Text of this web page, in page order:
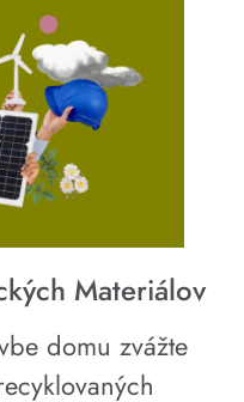
Materiálov
domu zvážte